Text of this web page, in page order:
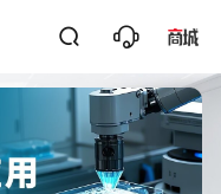
 
 关键词搜
